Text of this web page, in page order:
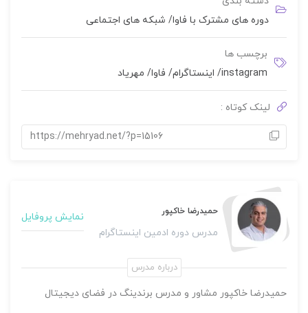
رای
دوره های مشترک با فاوا/ شبکه های اجتماعی
برچسب ها
instagram
/ اینستاگرام/ فاوا/ مهریاد
لینک کوتاه :
https://mehryad.net/?p=15106
حمیدرضا خاکپور
مدرس دوره ادمین اینستاگرام
نمایش پروفایل
درباره مدرس
حمیدرضا خاکپور مشاور و مدرس برندینگ در فضای دیجیتال